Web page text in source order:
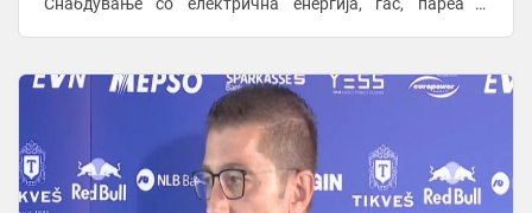
Снабдување со електрична енергија, гас, пареа и